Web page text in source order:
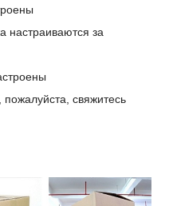
настраиваются за
свяжитесь